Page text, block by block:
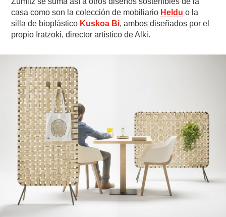
casa como son la colección de mobiliario Heldu o la
silla de bioplástico Kuskoa Bi, ambos diseñados por el
propio Iratzoki, director artístico de Alki.